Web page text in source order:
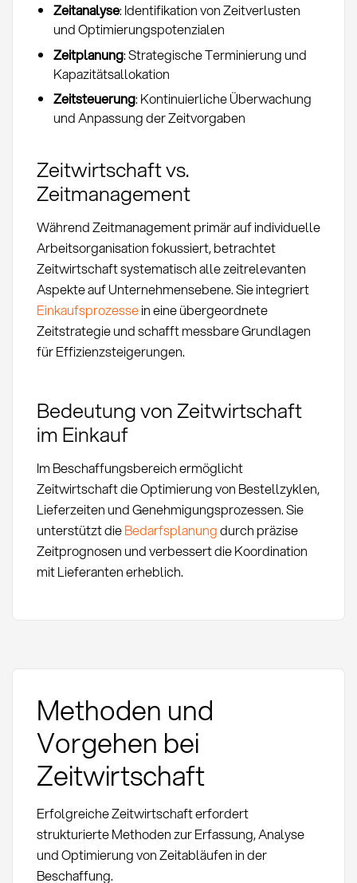
Zeitanalyse: Identifikation von Zeitverlusten
und Optimierungspotenzialen
Zeitplanung: Strategische Terminierung und
Kapazitätsallokation
Zeitsteuerung: Kontinuierliche Überwachung
und Anpassung der Zeitvorgaben
Zeitwirtschaft vs.
Zeitmanagement
Während Zeitmanagement primär auf individuelle
Arbeitsorganisation fokussiert, betrachtet
Zeitwirtschaft systematisch alle zeitrelevanten
Aspekte auf Unternehmensebene. Sie integriert
Einkaufsprozessein eine übergeordnete
Zeitstrategie und schafft messbare Grundlagen
für Effizienzsteigerungen.
Bedeutung von Zeitwirtschaft
im Einkauf
Im Beschaffungsbereich ermöglicht
Zeitwirtschaft die Optimierung von Bestellzyklen,
Lieferzeiten und Genehmigungsprozessen. Sie
unterstützt dieBedarfsplanungdurch präzise
Zeitprognosen und verbessert die Koordination
mit Lieferanten erheblich.
Methoden und
Vorgehen bei
Zeitwirtschaft
Erfolgreiche Zeitwirtschaft erfordert
strukturierte Methoden zur Erfassung, Analyse
und Optimierung von Zeitabläufen in der
Beschaffung.